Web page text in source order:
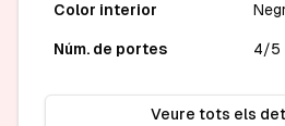
Color interior
Núm. de portes 4/5
Veure tots els